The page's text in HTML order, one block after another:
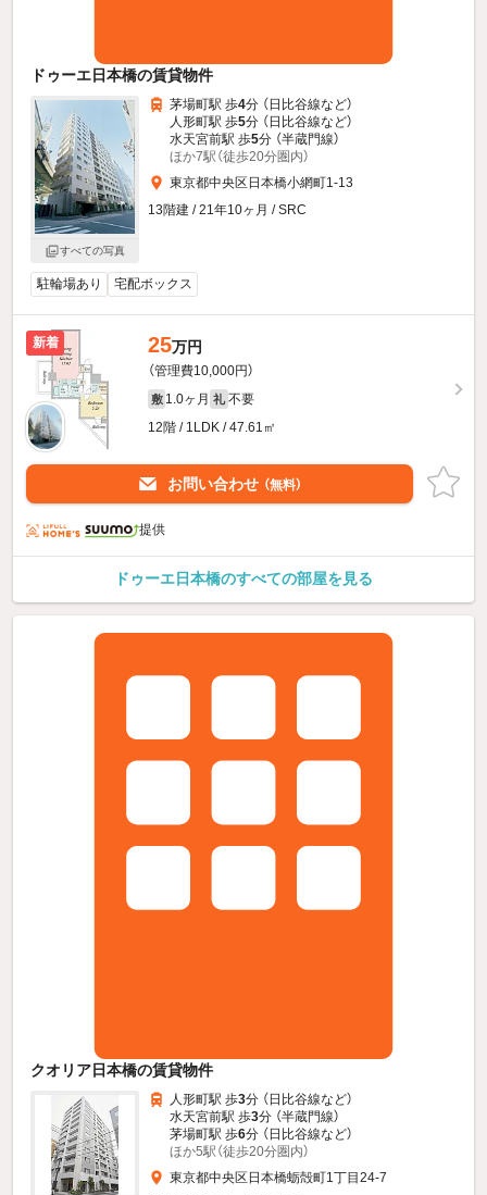
ドゥーエ日本橋の賃貸物件
すべての写真
茅場町駅 歩4分 （日比谷線など）
人形町駅 歩5分 （日比谷線など）
水天宮前駅 歩5分 （半蔵門線）
ほか7駅（徒歩20分圏内）
東京都中央区日本橋小網町1-13
13階建 / 21年10ヶ月 / SRC
駐輪場あり 宅配ボックス
新着 25万円
（管理費10,000円）
敷 1.0ヶ月 礼 不要
12階 / 1LDK / 47.61㎡
お問い合わせ （無料）
提供
ドゥーエ日本橋のすべての部屋を見る
クオリア日本橋の賃貸物件
人形町駅 歩3分 （日比谷線など）
水天宮前駅 歩3分 （半蔵門線）
茅場町駅 歩6分 （日比谷線など）
ほか5駅（徒歩20分圏内）
東京都中央区日本橋蛎殻町1丁目24-7